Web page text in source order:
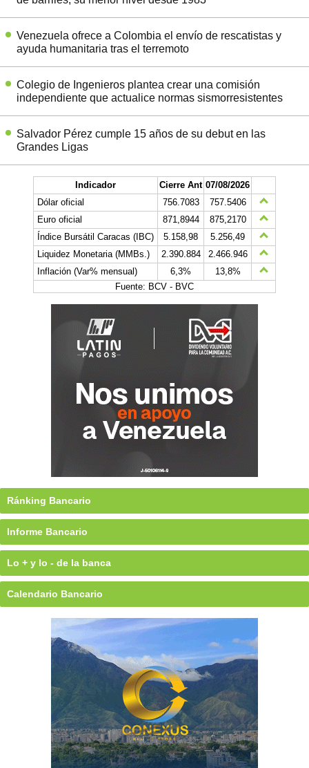
Venezuela ofrece a Colombia el envío de rescatistas y
ayuda humanitaria tras el terremoto
Colegio de Ingenieros plantea crear una comisión
independiente que actualice normas sismorresistentes
Salvador Pérez cumple 15 años de su debut en las
Grandes Ligas
Indicador Cierre Ant 07/08/2026
Dólar oficial
756.7083
757.5406
Euro oficial
871,8944
875,2170
Índice Bursátil Caracas (IBC)
5.158,98
5.256,49
Liquidez Monetaria (MMBs.)
2.390.884
2.466.946
Inflación (Var% mensual)
6,3%
13,8%
Fuente: BCV - BVC
Ránking Bancario
Informe Bancario
Lo + y lo - de la banca
Calendario Bancario